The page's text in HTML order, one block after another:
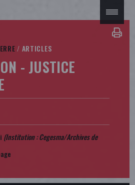
/ ARTICLES
- JUSTICE
(Institution : Cegesma/Archives de